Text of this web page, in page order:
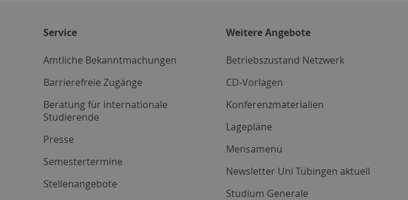
Service
Amtliche Bekanntmachungen
Barrierefreie Zugänge
Beratung für internationale
Studierende
Presse
Semestertermine
Stellenangebote
Weitere Angebote
Betriebszustand Netzwerk
CD-Vorlagen
Konferenzmaterialien
Lagepläne
Mensamenü
Newsletter Uni Tübingen aktuell
Studium Generale